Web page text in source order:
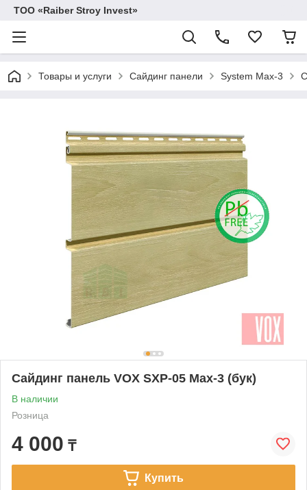
TOO «Raiber Stroy Invest»
Товары и услуги Сайдинг панели System Max-3
Сайдинг панель VOX SXP-05 Max-3 (бук)
В наличии
Розница
4 000 ₸
Купить